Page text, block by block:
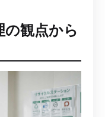
の観点から